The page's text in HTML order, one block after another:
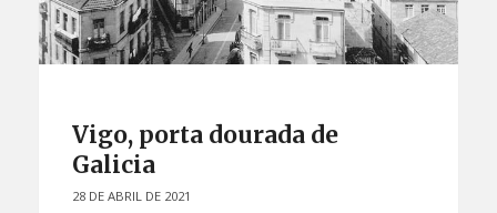
Vigo, porta dourada de
Galicia
28 DE ABRIL DE 2021